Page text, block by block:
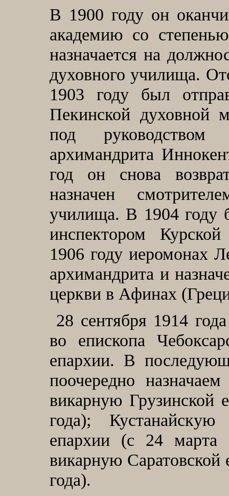
В 1900 году он
академию со
назначается на
духовного училища.
1903 году был
Пекинской духовной
под руководством
архимандрита
год он снова
назначен
училища. В 1904 году
инспектором
1906 году иеромонах
архимандрита и
церкви в Афинах
28 сентября 1914
во епископа
епархии. В
поочередно
викарную Грузинской
года);
епархии (с 24 марта
викарную Саратовской
года).